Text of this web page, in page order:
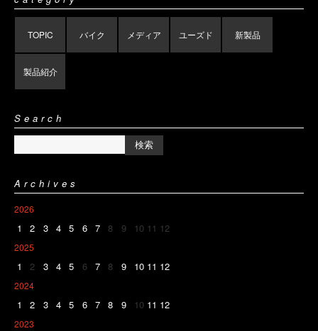
TOPIC バイク メディア ユーズド 新製品
製品紹介
Search
Archives
2026
1 2 3 4 5 6 7 8 9 10 11 12
2025
1 2 3 4 5 6 7 8 9 10 11 12
2024
1 2 3 4 5 6 7 8 9 10 11 12
2023